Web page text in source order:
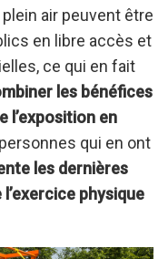
air peuvent être
en libre accès et
ce qui en fait
les bénéfices
l’exposition en
qui en ont
les dernières
physique